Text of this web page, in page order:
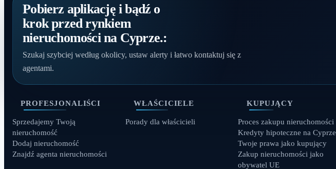
Pobierz aplikację i bądź o
krok przed rynkiem
nieruchomości na Cyprze.:
Szukaj szybciej według okolicy, ustaw alerty i łatwo kontaktuj się z
agentami.
PROFESJONALIŚCI
Sprzedajemy Twoją
nieruchomość
Dodaj nieruchomość
Znajdź agenta nieruchomości
WŁAŚCICIELE
Porady dla właścicieli
KUPUJĄCY
Proces zakupu nieruchomości
Kredyty hipoteczne na Cyprze
Twoje prawa jako kupujący
Zakup nieruchomości jako
obywatel UE